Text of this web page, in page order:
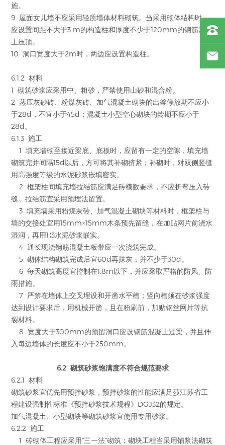
施。
9 屋面女儿墙不应采用轻质墙体材料砌筑。当采用砌体结构时，
应设置间距不大于3 m的构造柱和厚度不少于120mm的钢筋混凝
土压顶。
10 洞口宽度大于2m时，两边应设置构造柱。
6.1.2 材料
1 砌筑砂浆应采用中、粗砂，严禁使用山砂和混合粉。
2 蒸压灰砂砖、粉煤灰砖、加气混凝土砌块的出釜停放期不应小
于28d，不宜小于45d；混凝土小型空心砌块的龄期不应小于
28d。
6.1.3 施工
1 填充墙砌至接近梁底、底板时，应留有一定的空隙，填充墙
砌筑完并间隔15d以后，方可将其补砌挤紧；补砌时，对双侧竖缝
用高强度等级的水泥砂浆嵌填密实。
2 框架柱间填充墙拉结筋应满足砖模数要求，不应折弯压入砖
缝。拉结筋宜采用预埋法留置。
3 填充墙采用粉煤灰砖、加气混凝土砌块等材料时，框架柱与
墙的交接处宜用15mm×15mm木条预先留缝，在加贴网片前浇水
湿润，再用1∶3水泥砂浆嵌实。
4 通长现浇钢筋混凝土板带应一次浇筑完成。
5 砌体结构砌筑完成后宜60d再抹灰，并不少于30d。
6 每天砌筑高度宜控制在1.8m以下，并应采取严格的防风、防
雨措施。
7 严禁在墙体上交叉埋设和开凿水平槽；竖向槽须在砂浆强度
达到设计要求后，用机械开凿，且在粉刷前，加贴钢丝网片等抗
裂材料。
8 宽度大于300mm的预留洞口应设钢筋混凝土过梁，并且伸
入每边墙体的长度应不小于250mm。
6.2 砌筑砂浆饱满度不符合规范要求
6.2.1 材料
砌筑砂浆宜优先用预拌砂浆，预拌砂浆的性能应满足莎江苏省工
程建设强制性标准《预拌砂浆技术规程》DGJ32的规定。
加气混凝土、小型砌块等砌筑砂浆宜使用专用砂浆。
6.2.2 施工
1 砖砌体工程应采用“三一法”砌筑；砌块工程当采用铺浆法砌筑